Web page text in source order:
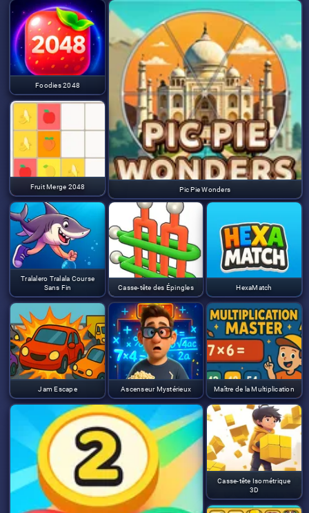
Foodies 2048
Pic Pie Wonders
Fruit Merge 2048
Tralalero Tralala Course
Sans Fin
Casse-tête des Épingles HexaMatch
Jam Escape Ascenseur Mystérieux Maître de la Multiplication
Casse-tête Isométrique
3D